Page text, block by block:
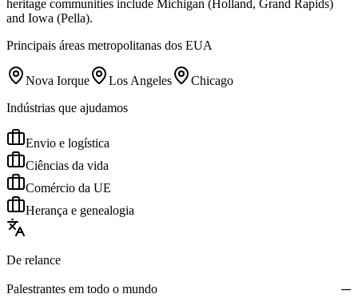
heritage communities include Michigan (Holland, Grand Rapids)
and Iowa (Pella).
Principais áreas metropolitanas dos EUA
Nova Iorque Los Angeles
Chicago
Indústrias que ajudamos
Envio e logística
Ciências da vida
Comércio da UE
Herança e genealogia
De relance
Palestrantes em todo o mundo —